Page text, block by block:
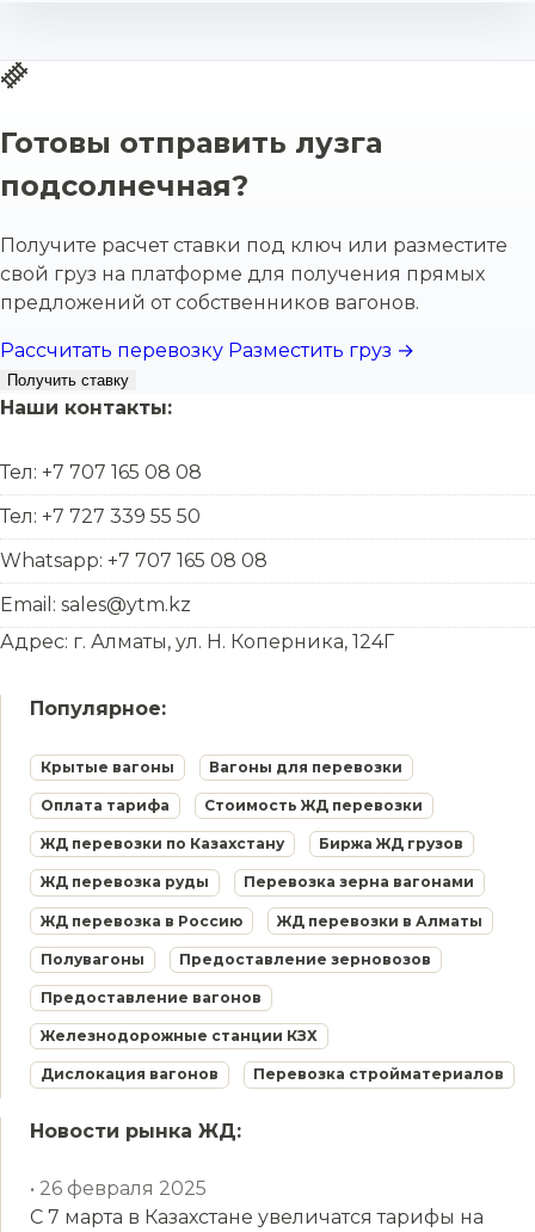
Готовы отправить лузга
подсолнечная?
Получите расчет ставки под ключ или разместите
свой груз на платформе для получения прямых
предложений от собственников вагонов.
Рассчитать перевозку Разместить груз →
Получить ставку
Наши контакты:
Тел: +7 707 165 08 08
Тел: +7 727 339 55 50
Whatsapp: +7 707 165 08 08
Email: sales@ytm.kz
Адрес: г. Алматы, ул. Н. Коперника, 124Г
Популярное:
Крытые вагоны Вагоны для перевозки
Оплата тарифа Стоимость ЖД перевозки
ЖД перевозки по Казахстану Биржа ЖД грузов
ЖД перевозка руды Перевозка зерна вагонами
ЖД перевозка в Россию ЖД перевозки в Алматы
Полувагоны Предоставление зерновозов
Предоставление вагонов
Железнодорожные станции КЗХ
Дислокация вагонов Перевозка стройматериалов
Новости рынка ЖД:
• 26 февраля 2025
С 7 марта в Казахстане увеличатся тарифы на